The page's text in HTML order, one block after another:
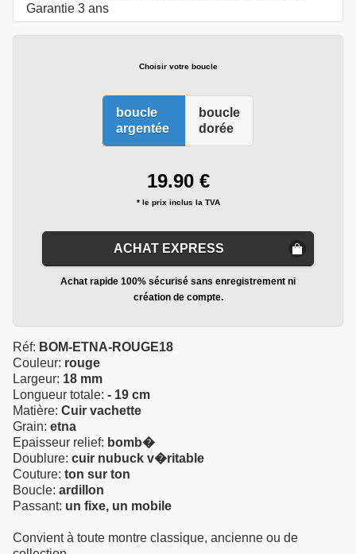
Garantie 3 ans
Choisir votre boucle
boucle
argentée
boucle
dorée
19.90 €
* le prix inclus la TVA
ACHAT EXPRESS
Achat rapide 100% sécurisé sans enregistrement ni
création de compte.
Réf: BOM-ETNA-ROUGE18
Couleur: rouge
Largeur: 18 mm
Longueur totale: - 19 cm
Matière: Cuir vachette
Grain: etna
Epaisseur relief: bomb�
Doublure: cuir nubuck v�ritable
Couture: ton sur ton
Boucle: ardillon
Passant: un fixe, un mobile
Convient à toute montre classique, ancienne ou de